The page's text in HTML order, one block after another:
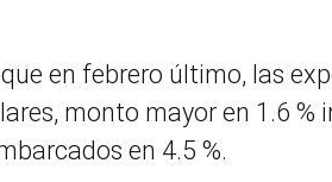
en febrero último, las
monto mayor en 1.6 %
en 4.5 %.